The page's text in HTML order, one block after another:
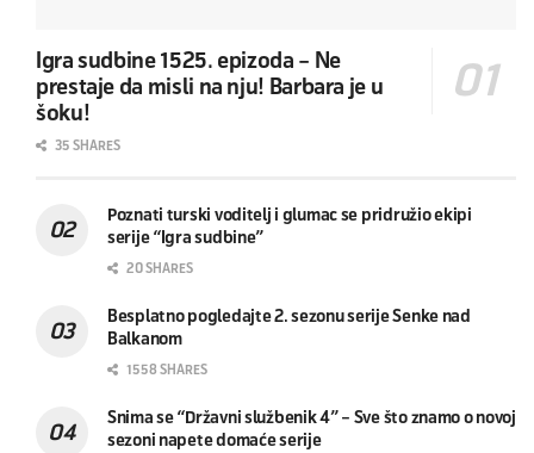
Igra sudbine 1525. epizoda – Ne
prestaje da misli na nju! Barbara je u
šoku!
35 SHARES
Poznati turski voditelj i glumac se pridružio ekipi
serije “Igra sudbine”
20 SHARES
Besplatno pogledajte 2. sezonu serije Senke nad
Balkanom
1558 SHARES
Snima se “Državni službenik 4” – Sve što znamo o novoj
sezoni napete domaće serije